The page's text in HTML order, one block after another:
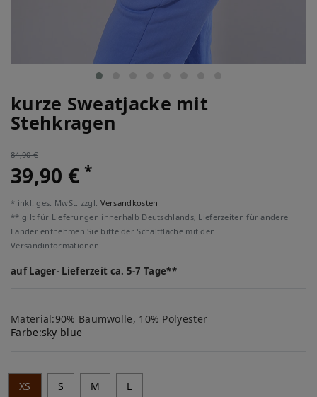
kurze Sweatjacke mit
Stehkragen
84,90 €
39,90 €*
* inkl. ges. MwSt. zzgl. Versandkosten
** gilt für Lieferungen innerhalb Deutschlands, Lieferzeiten für andere
Länder entnehmen Sie bitte der Schaltfläche mit den
Versandinformationen.
auf Lager- Lieferzeit ca. 5-7 Tage**
Material:90% Baumwolle, 10% Polyester
Farbe:sky blue
XS S M L